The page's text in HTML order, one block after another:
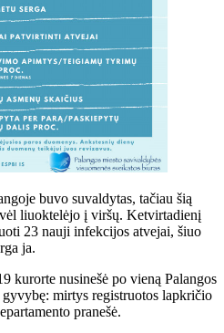
buvo suvaldytas, tačiau šią
liuoktelėjo į viršų. Ketvirtadienį
23 nauji infekcijos atvejai, šiuo
ja.
kurorte nusinešė po vieną Palangos
mirtys registruotos lapkričio
pranešė.